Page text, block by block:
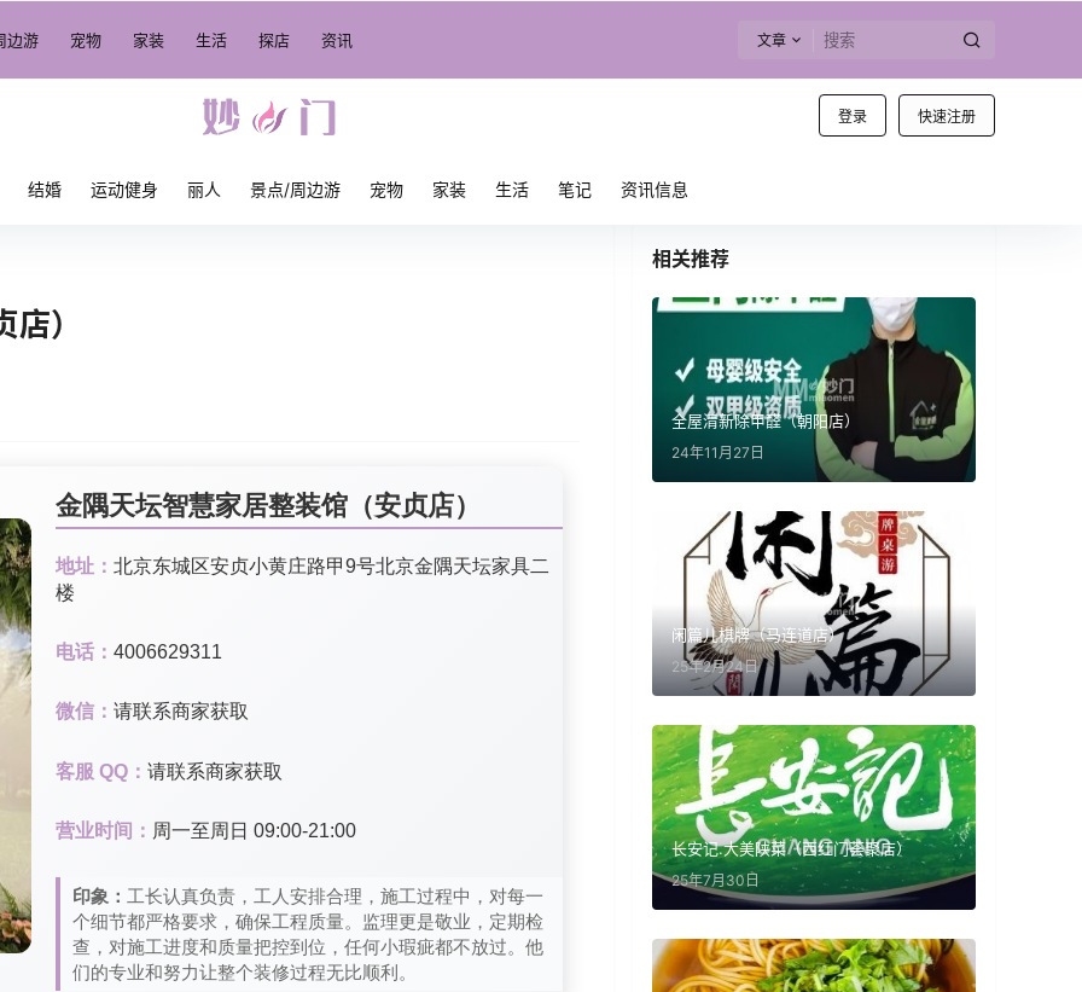
边游 宠物 家装 生活 探店 资讯 文章
登录 快速注册
结婚 运动健身 丽人 景点/周边游 宠物 家装 生活 笔记 资讯信息
）
金隅天坛智慧家居整装馆（安贞店）
地址： 北京东城区安贞小黄庄路甲9号北京金隅天坛家具二
楼
电话： 4006629311
微信： 请联系商家获取
客服 QQ： 请联系商家获取
营业时间： 周一至周日 09:00-21:00
印象： 工长认真负责，工人安排合理，施工过程中，对每一
个细节都严格要求，确保工程质量。监理更是敬业，定期检
查，对施工进度和质量把控到位，任何小瑕疵都不放过。他
们的专业和努力让整个装修过程无比顺利。
相关推荐
全屋清新除甲醛（朝阳店）
24年11月27日
闲篇儿棋牌（马连道店）
25年2月24日
长安记.大美陕菜（西红门荟聚店）
25年7月30日